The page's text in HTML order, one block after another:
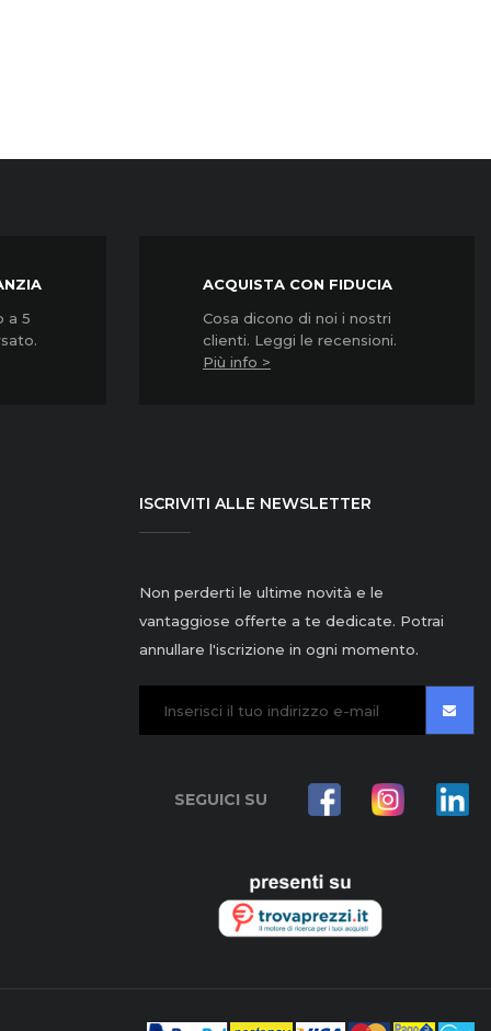
a 5
ACQUISTA CON FIDUCIA
Cosa dicono di noi i nostri
clienti. Leggi le recensioni.
Più info >
ISCRIVITI ALLE NEWSLETTER
Non perderti le ultime novità e le
vantaggiose offerte a te dedicate. Potrai
annullare l'iscrizione in ogni momento.
SEGUICI SU